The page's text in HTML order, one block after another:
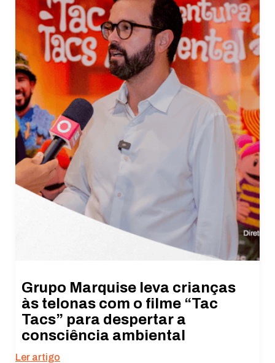
Grupo Marquise leva crianças
às telonas com o filme “Tac
Tacs” para despertar a
consciência ambiental
Ler artigo